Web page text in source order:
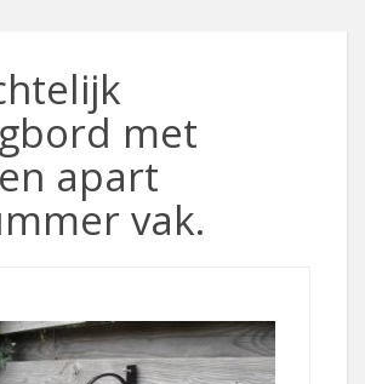
met
apart
vak.